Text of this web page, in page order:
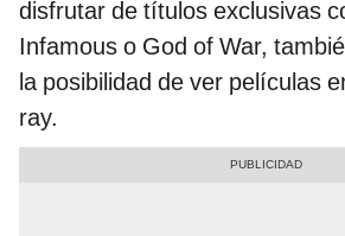
disfrutar de títulos exclusivas
Infamous o God of War,
la posibilidad de ver películas
ray.